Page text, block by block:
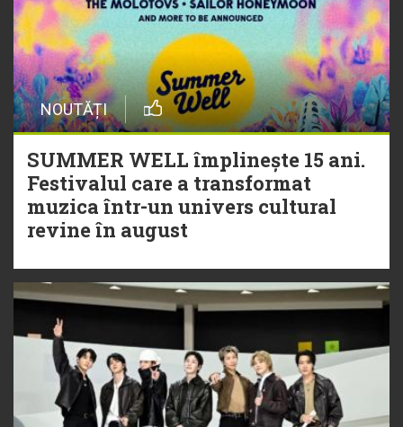
NOUTĂȚI
SUMMER WELL împlinește 15 ani.
Festivalul care a transformat
muzica într-un univers cultural
revine în august